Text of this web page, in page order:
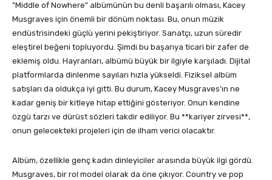
"Middle of Nowhere" albümünün bu denli başarılı olması, Kacey
Musgraves için önemli bir dönüm noktası. Bu, onun müzik
endüstrisindeki güçlü yerini pekiştiriyor. Sanatçı, uzun süredir
eleştirel beğeni topluyordu. Şimdi bu başarıya ticari bir zafer de
eklemiş oldu. Hayranları, albümü büyük bir ilgiyle karşıladı. Dijital
platformlarda dinlenme sayıları hızla yükseldi. Fiziksel albüm
satışları da oldukça iyi gitti. Bu durum, Kacey Musgraves’ın ne
kadar geniş bir kitleye hitap ettiğini gösteriyor. Onun kendine
özgü tarzı ve dürüst sözleri takdir ediliyor. Bu **kariyer zirvesi**,
onun gelecekteki projeleri için de ilham verici olacaktır.
Albüm, özellikle genç kadın dinleyiciler arasında büyük ilgi gördü.
Musgraves, bir rol model olarak da öne çıkıyor. Country ve pop